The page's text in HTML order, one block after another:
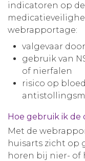
indicatoren op
webrapportage:
valgevaar
gebruik van
of nierfalen
risico op
Hoe gebruik ik de
Met de
huisarts zicht op
horen bij nier- of